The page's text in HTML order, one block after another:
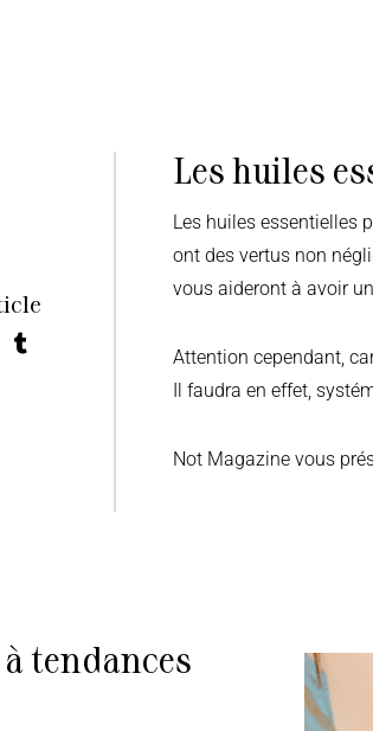
Les huiles
Les huiles essentielles peuvent largement faire partie de votre routine beauté. En effet, puisqu’elles
ont des vertus non
vous aideront à avoir
Attention cependant,
Il faudra en effet,
Not Magazine vous
tendances